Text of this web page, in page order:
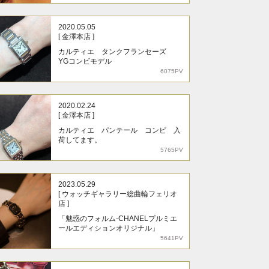
2020.05.05
[ 金澤本店 ]
カルティエ タンクフランセーズ
YGコンビモデル
6075PV
2020.02.24
[ 金澤本店 ]
カルティエ パンテール コンビ 入
荷してます。
5765PV
2023.05.29
[ ウォッチギャラリー総曲輪フェリオ
店 ]
「魅惑のフォルム-CHANELプルミエ
ールエディションオリジナル」
5641PV